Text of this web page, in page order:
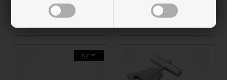
465,00 SEK
med krok, 4 st.
79,00 SEK
Nyhet